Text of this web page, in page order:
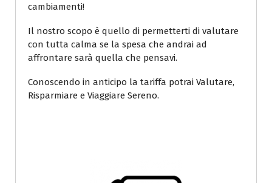
cambiamenti!
Il nostro scopo è quello di permetterti di valutare
con tutta calma se la spesa che andrai ad
affrontare sarà quella che pensavi.
Conoscendo in anticipo la tariffa potrai Valutare,
Risparmiare e Viaggiare Sereno.